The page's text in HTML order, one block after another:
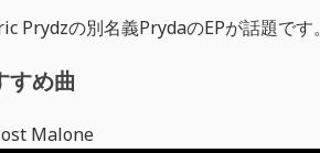
Prydzの別名義PrydaのEPが話題です。
すめ曲
Malone